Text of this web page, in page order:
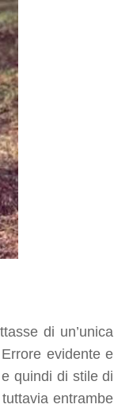
di un’unica
evidente e
quindi di stile di
entrambe